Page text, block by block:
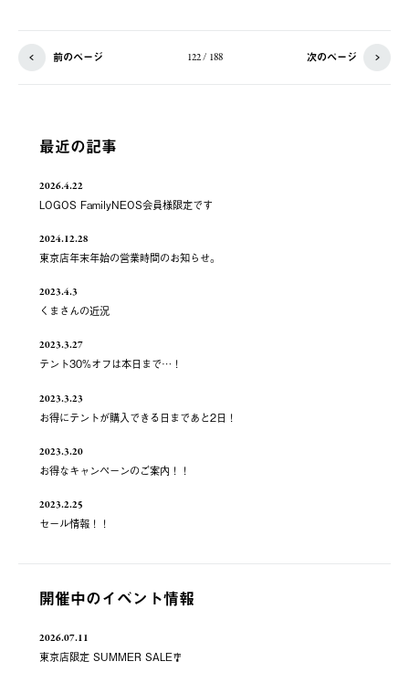
前のページ 122 / 188 次のページ
最近の記事
2026.4.22
LOGOS FamilyNEOS会員様限定です
2024.12.28
東京店年末年始の営業時間のお知らせ。
2023.4.3
くまさんの近況
2023.3.27
テント30%オフは本日まで…！
2023.3.23
お得にテントが購入できる日まであと2日！
2023.3.20
お得なキャンペーンのご案内！！
2023.2.25
セール情報！！
開催中のイベント情報
2026.07.11
東京店限定 SUMMER SALE🎐